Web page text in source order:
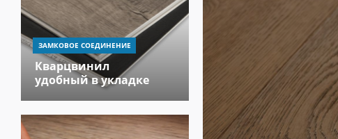
ЗАМКОВОЕ СОЕДИНЕНИЕ
Кварцвинил
удобный в укладке